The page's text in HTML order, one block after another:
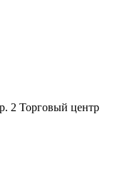
2 Торговый центр